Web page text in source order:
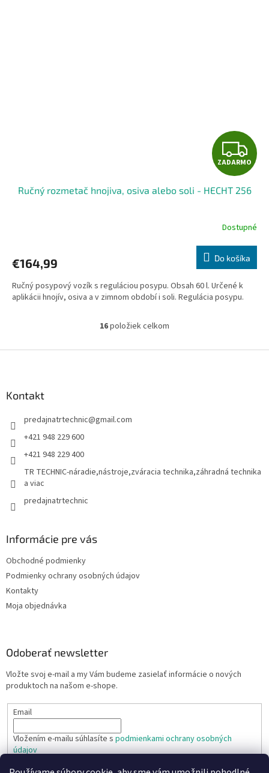
Z
A
D
A
R
M
ZADARMO
Ručný rozmetač hnojiva, osiva alebo soli - HECHT 256
Dostupné
€164,99 Do košíka
Ručný posypový vozík s reguláciou posypu. Obsah 60 l. Určené k
aplikácii hnojív, osiva a v zimnom období i soli. Regulácia posypu.
O
l
k
y
16položiek celkom
Kontakt
predajnatrtechnic@gmail.com
+421 948 229 600
+421 948 229 400
TR TECHNIC-náradie,nástroje,zváracia technika,záhradná technika
a viac
predajnatrtechnic
Informácie pre vás
Obchodné podmienky
Podmienky ochrany osobných údajov
Kontakty
Moja objednávka
Odoberať newsletter
Vložte svoj e-mail a my Vám budeme zasielať informácie o nových
produktoch na našom e-shope.
Email
Vložením e-mailu súhlasíte s podmienkami ochrany osobných
údajov